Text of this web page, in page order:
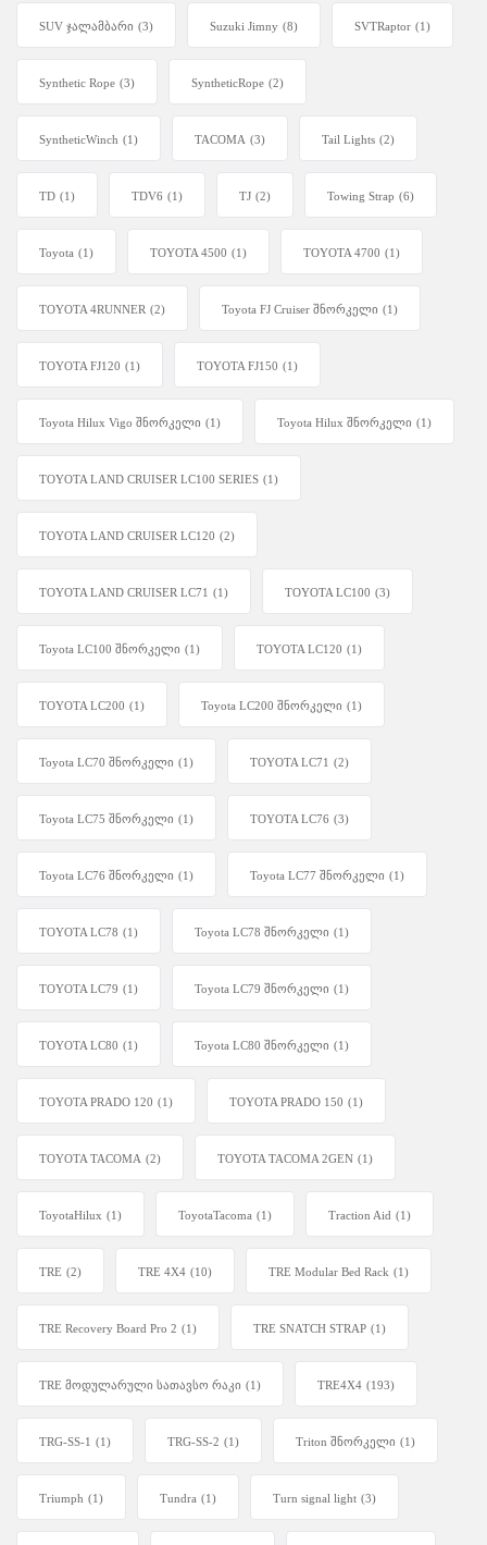
SUV ჯალამბარი (3) Suzuki Jimny (8) SVTRaptor (1)
Synthetic Rope (3) SyntheticRope (2)
SyntheticWinch (1) TACOMA (3) Tail Lights (2)
TD (1) TDV6 (1) TJ (2) Towing Strap (6)
Toyota (1) TOYOTA 4500 (1) TOYOTA 4700 (1)
TOYOTA 4RUNNER (2) Toyota FJ Cruiser შნორკელი (1)
TOYOTA FJ120 (1) TOYOTA FJ150 (1)
Toyota Hilux Vigo შნორკელი (1) Toyota Hilux შნორკელი (1)
TOYOTA LAND CRUISER LC100 SERIES (1)
TOYOTA LAND CRUISER LC120 (2)
TOYOTA LAND CRUISER LC71 (1) TOYOTA LC100 (3)
Toyota LC100 შნორკელი (1) TOYOTA LC120 (1)
TOYOTA LC200 (1) Toyota LC200 შნორკელი (1)
Toyota LC70 შნორკელი (1) TOYOTA LC71 (2)
Toyota LC75 შნორკელი (1) TOYOTA LC76 (3)
Toyota LC76 შნორკელი (1) Toyota LC77 შნორკელი (1)
TOYOTA LC78 (1) Toyota LC78 შნორკელი (1)
TOYOTA LC79 (1) Toyota LC79 შნორკელი (1)
TOYOTA LC80 (1) Toyota LC80 შნორკელი (1)
TOYOTA PRADO 120 (1) TOYOTA PRADO 150 (1)
TOYOTA TACOMA (2) TOYOTA TACOMA 2GEN (1)
ToyotaHilux (1) ToyotaTacoma (1) Traction Aid (1)
TRE (2) TRE 4X4 (10) TRE Modular Bed Rack (1)
TRE Recovery Board Pro 2 (1) TRE SNATCH STRAP (1)
TRE მოდულარული სათავსო რაკი (1) TRE4X4 (193)
TRG-SS-1 (1) TRG-SS-2 (1) Triton შნორკელი (1)
Triumph (1) Tundra (1) Turn signal light (3)